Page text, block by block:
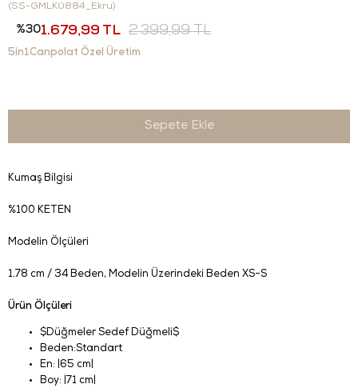
(SS-GMLK0884_Ekru)
30 2.399,99 TL
1.679,99 TL
5in1Canpolat Özel Üretim
Kumaş Bilgisi
%100 KETEN
Modelin Ölçüleri
1.78 cm / 34 Beden, Modelin Üzerindeki Beden XS-S
Ürün Ölçüleri
$Düğmeler Sedef Düğmeli$
Beden:Standart
En: |65 cm|
Boy: |71 cm|